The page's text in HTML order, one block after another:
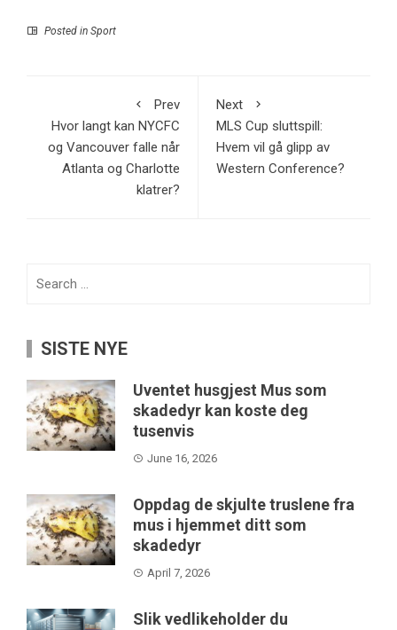
Posted in Sport
Prev
Hvor langt kan NYCFC
og Vancouver falle når
Atlanta og Charlotte
klatrer?
Next
MLS Cup sluttspill:
Hvem vil gå glipp av
Western Conference?
SISTE NYE
Uventet husgjest Mus som
skadedyr kan koste deg
tusenvis
June 16, 2026
Oppdag de skjulte truslene fra
mus i hjemmet ditt som
skadedyr
April 7, 2026
Slik vedlikeholder du